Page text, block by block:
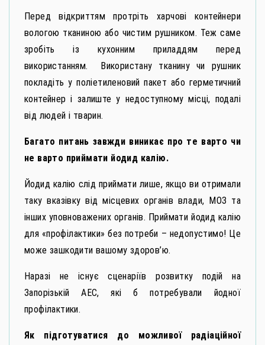
Перед відкриттям протріть харчові контейнери
вологою тканиною або чистим рушником. Теж саме
зробіть із кухонним приладдям перед
використанням. Використану тканину чи рушник
покладіть у поліетиленовий пакет або герметичний
контейнер і залиште у недоступному місці, подалі
від людей і тварин.
Багато питань завжди виникає про те варто чи
не варто приймати йодид калію.
Йодид калію слід приймати лише, якщо ви отримали
таку вказівку від місцевих органів влади, МОЗ та
інших уповноважених органів. Приймати йодид калію
для «профілактики» без потреби – недопустимо! Це
може зашкодити вашому здоров’ю.
Наразі не існує сценаріїв розвитку подій на
Запорізькій АЕС, які б потребували йодної
профілактики.
Як підготуватися до можливої радіаційної